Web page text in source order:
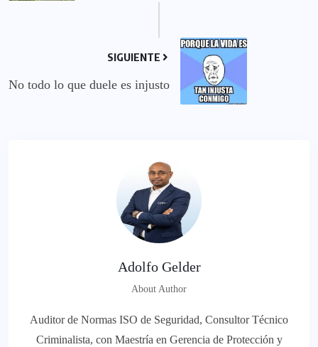
SIGUIENTE
No todo lo que duele es injusto
Adolfo Gelder
About Author
Auditor de Normas ISO de Seguridad, Consultor Técnico
Criminalista, con Maestría en Gerencia de Protección y